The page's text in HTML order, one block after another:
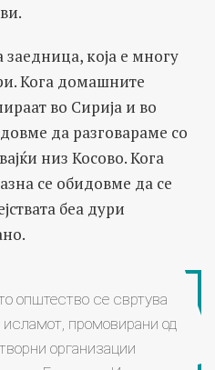
која е многу
Кога домашните
во Сирија и во
да разговараме со
низ Косово. Кога
се обидовме да се
беа дури
општество се свртува
исламот, промовирани од
организации